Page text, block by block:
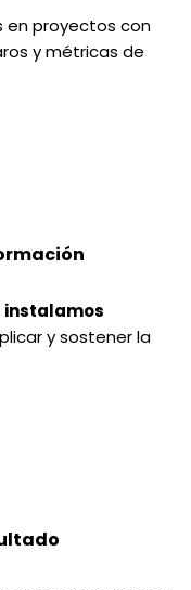
en proyectos con
y métricas de
instalamos
y sostener la